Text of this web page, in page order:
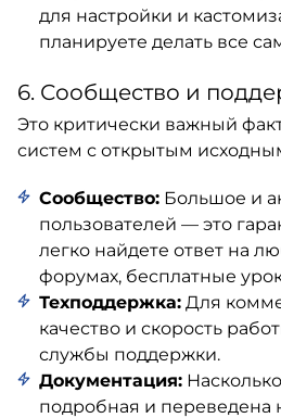
для настройки и
планируете делать все
6. Сообщество и
Это критически важный
систем с открытым
Сообщество: Большое и
пользователей — это
легко найдете ответ на
форумах, бесплатные
Техподдержка: Для
качество и скорость
службы поддержки.
Документация:
подробная и переведена